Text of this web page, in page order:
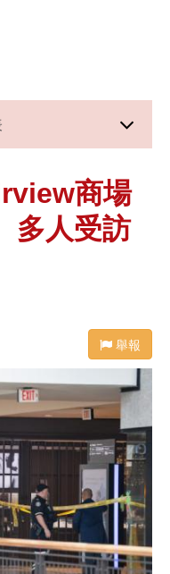
商場
多人受訪
舉報